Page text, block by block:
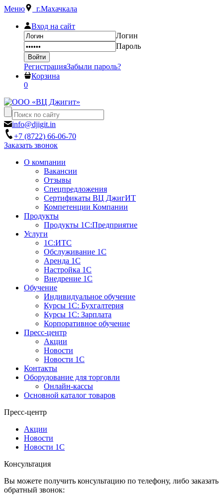
Меню г.Махачкала
Вход на сайт
Логин
Пароль
РегистрацияЗабыли пароль?
Корзина
0
info@djigit.in
+7 (8722) 66-06-70
Заказать звонок
О компании
Вакансии
Отзывы
Спецпредложения
Сертификаты ВЦ ДжигИТ
Компетенции Компании
Продукты
Продукты 1С:Предприятие
Услуги
1С:ИТС
Обслуживание 1С
Аренда 1С
Настройка 1С
Внедрение 1С
Обучение
Индивидуальное обучение
Курсы 1С: Бухгалтерия
Курсы 1С: Зарплата
Корпоративное обучение
Пресс-центр
Акции
Новости
Новости 1С
Контакты
Оборудование для торговли
Онлайн-кассы
Основной каталог товаров
Пресс-центр
Акции
Новости
Новости 1С
Консультация
Вы можете получить консультацию по телефону, либо заказать
обратный звонок: